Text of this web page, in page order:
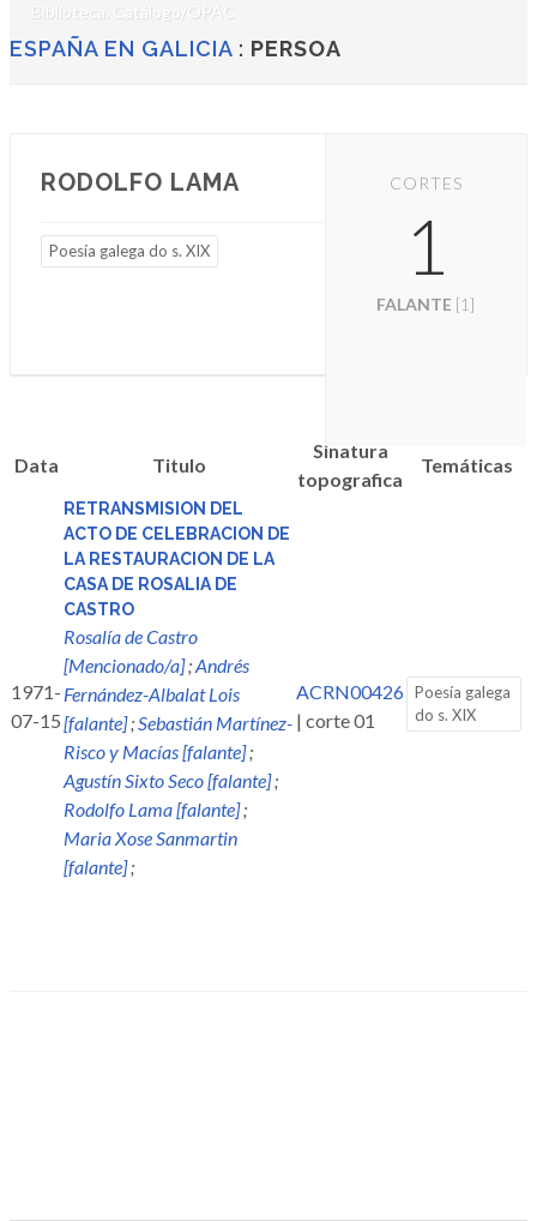
Biblioteca. Catálogo/OPAC
ESPAÑA EN GALICIA : PERSOA
RODOLFO LAMA
Poesía galega do s. XIX
CORTES
1
FALANTE [1]
Data Titulo
Sinatura
topografica
Temáticas
1971-
07-15
RETRANSMISION DEL
ACTO DE CELEBRACION DE
LA RESTAURACION DE LA
CASA DE ROSALIA DE
CASTRO
Rosalía de Castro
[Mencionado/a];Andrés
Fernández-Albalat Lois
[falante];Sebastián Martínez-
Risco y Macías [falante];
Agustín Sixto Seco [falante];
Rodolfo Lama [falante];
Maria Xose Sanmartin
[falante];
ACRN00426
| corte 01
Poesía galega
do s. XIX